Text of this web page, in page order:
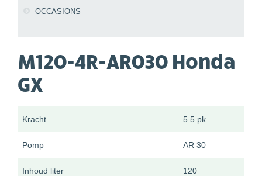
OCCASIONS
M120-4R-AR030 Honda
GX
Kracht 5.5 pk
Pomp AR 30
Inhoud liter 120